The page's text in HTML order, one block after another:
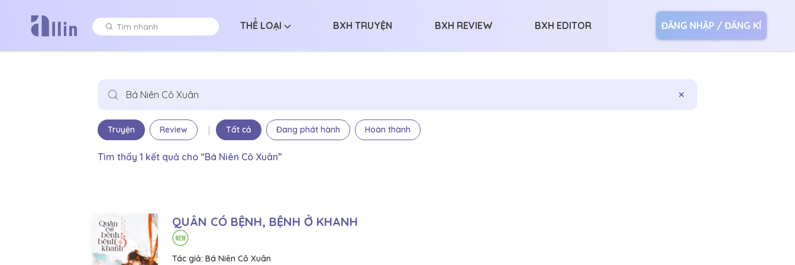
THỂ LOẠI BXH TRUYỆN BXH REVIEW BXH EDITOR ĐĂNG NHẬP / ĐĂNG KÍ
×
Truyện Review | Tất cả Đang phát hành Hoàn thành
Tìm thấy 1 kết quả cho “Bá Niên Cô Xuân”
QUÂN CÓ BỆNH, BỆNH Ở KHANH
Tác giả: Bá Niên Cô Xuân